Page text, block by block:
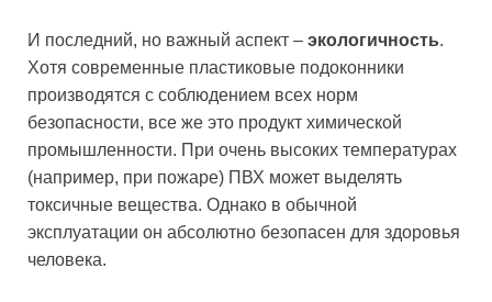
И последний, но важный аспект – экологичность.
Хотя современные пластиковые подоконники
производятся с соблюдением всех норм
безопасности, все же это продукт химической
промышленности. При очень высоких температурах
(например, при пожаре) ПВХ может выделять
токсичные вещества. Однако в обычной
эксплуатации он абсолютно безопасен для здоровья
человека.